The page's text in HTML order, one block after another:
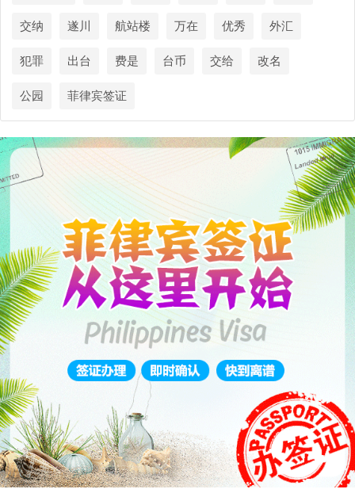
交纳 遂川 航站楼 万在 优秀 外汇
犯罪 出台 费是 台币 交给 改名
公园 菲律宾签证